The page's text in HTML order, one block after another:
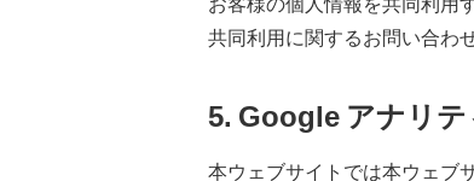
共同利用に関するお問い合わ
5. Google アナリ
本ウェブサイトでは本ウェブ